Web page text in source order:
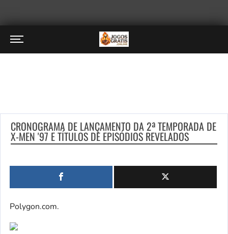
CRONOGRAMA DE LANÇAMENTO DA 2ª TEMPORADA DE
X-MEN '97 E TÍTULOS DE EPISÓDIOS REVELADOS
Polygon.com.